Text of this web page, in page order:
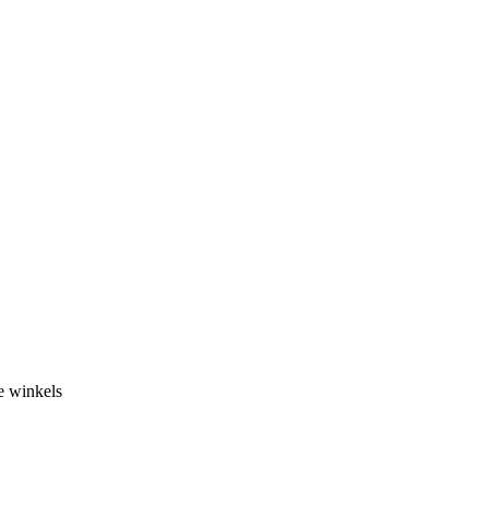
winkels